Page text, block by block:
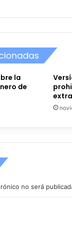
la
de
no será